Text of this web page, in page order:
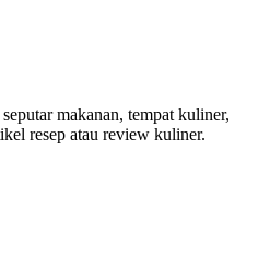
makanan, tempat kuliner,
resep atau review kuliner.